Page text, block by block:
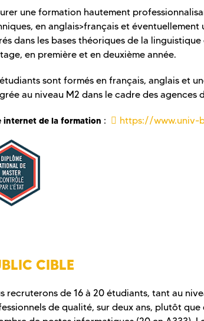
une formation hautement
en anglais>français et
dans les bases théoriques de la
en première et en deuxième année.
sont formés en français, anglais et
au niveau M2 dans le cadre des
internet de la formation : https://www.univ-
CIBLE
recruterons de 16 à 20 étudiants, tant au
de qualité, sur deux ans, plutôt